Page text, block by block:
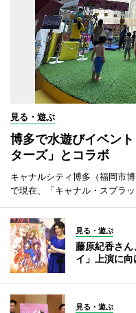
見る・遊ぶ
博多で水遊びイベン
ターズ」とコラボ
キャナルシティ博多（福岡市
で現在、「キャナル・スプラ
見る・遊ぶ
藤原紀香さ
イ」上演に
見る・遊ぶ